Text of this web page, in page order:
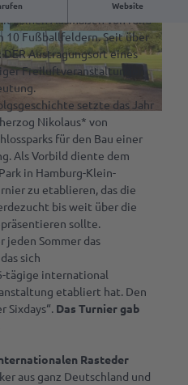
App:
auf
CC0
© Residenzort Rastede GmbH | Jonas Janßen |
CC0
Website
seinen Ausmaßen von rund
10 Fußballfeldern. Seit über
Austragungsort eines
Freiluftveranstaltungen
setzte das Jahr
Nikolaus* von
für den Bau einer
Als Vorbild diente dem
in Hamburg-Klein-
zu etablieren, das die
bis weit über die
sollte.
jeden Sommer das
das sich
tägige international
etabliert hat. Den
Sixdays“. Das Turnier gab
Rasteder
aus ganz Deutschland und